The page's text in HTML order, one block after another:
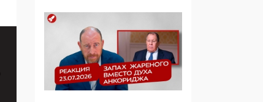
определять повестку в
образовании
09:43, 01 Июня 2026
5G за счет здоровья
граждан: Минцифры